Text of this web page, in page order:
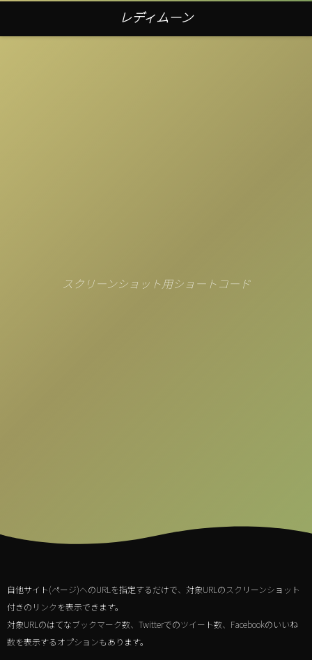
レディムーン
スクリーンショット用ショートコード
自他サイト(ページ)へのURLを指定するだけで、対象URLのスクリーンショット
付きのリンクを表示できます。
対象URLのはてなブックマーク数、Twitterでのツイート数、Facebookのいいね
数を表示するオプションもあります。